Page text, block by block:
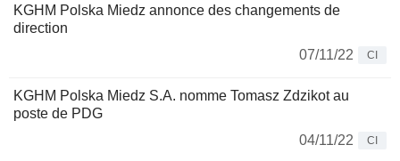
KGHM Polska Miedz annonce des changements de
direction
07/11/22
CI
KGHM Polska Miedz S.A. nomme Tomasz Zdzikot au
poste de PDG
04/11/22
CI